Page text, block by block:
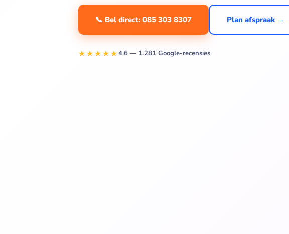
📞 Bel direct: 085 303 8307 Plan afspraak →
★★★★★4.6 — 1.281 Google-recensies